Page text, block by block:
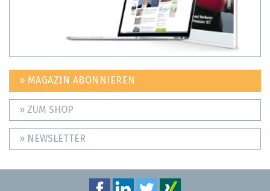
» MAGAZIN ABONNIEREN
» ZUM SHOP
» NEWSLETTER